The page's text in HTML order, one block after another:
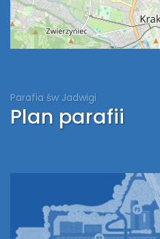
Parafia św Jadwigi
Plan parafii